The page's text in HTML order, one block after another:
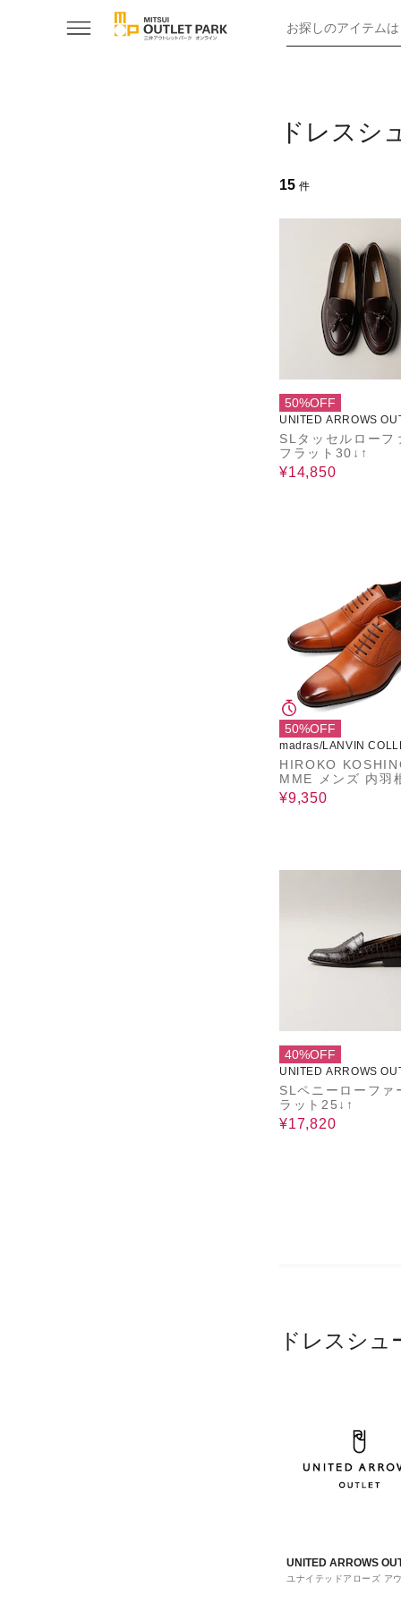
お探しのアイテム
ドレスシ
15 件
50%OFF
UNITED ARROWS
SLタッセルローフ
フラット30↓↑
¥14,850
50%OFF
madras/LANVIN
N
HIROKO
MME メンズ 内羽根スト
レートチップドレ
ーズ HR1002
¥9,350
40%OFF
UNITED ARROWS
SLペニーローファ
ラット25↓↑
¥17,820
ドレスシ
UNITED ARROWS
ユナイテッドアローズ ア